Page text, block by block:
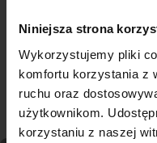
Niniejsza strona
Wykorzystujemy pliki
komfortu korzystania z
ruchu oraz
użytkownikom.
korzystaniu z naszej
miarę